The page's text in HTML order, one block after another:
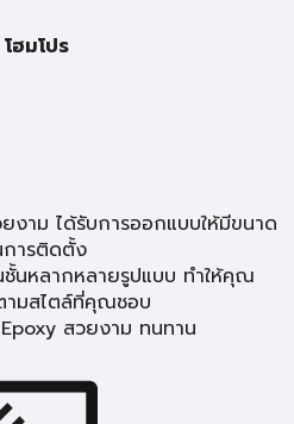
โฮมโปร
งาม ได้รับการออกแบบให้มีขนาด
การติดตั้ง
ชั้นหลากหลายรูปแบบ ทำให้คุณ
ามสไตล์ที่คุณชอบ
สวยงาม ทนทาน